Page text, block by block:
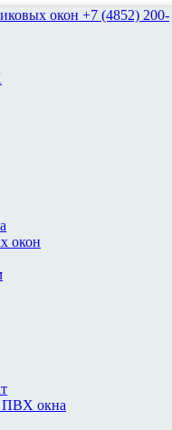
окон +7 (4852) 200-
окон
ПВХ окна